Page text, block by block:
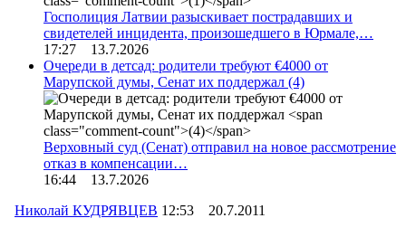
Госполиция Латвии разыскивает пострадавших и
свидетелей инцидента, произошедшего в Юрмале,…
17:27 13.7.2026
Очереди в детсад: родители требуют €4000 от
Марупской думы, Сенат их поддержал (4)
Верховный суд (Сенат) отправил на новое рассмотрение
отказ в компенсации…
16:44 13.7.2026
Николай КУДРЯВЦЕВ 12:53 20.7.2011